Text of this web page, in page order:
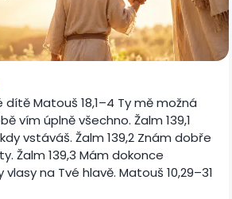
dítě Matouš 18,1–4 Ty mě možná
vím úplně všechno. Žalm 139,1
vstáváš. Žalm 139,2 Znám dobře
Žalm 139,3 Mám dokonce
na Tvé hlavě. Matouš 10,29–31